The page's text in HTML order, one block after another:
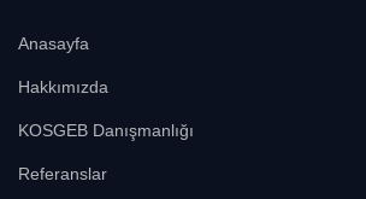
Anasayfa
Hakkımızda
KOSGEB Danışmanlığı
Referanslar